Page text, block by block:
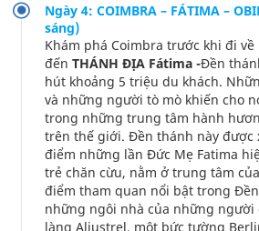
Ngày 4: COIMBRA – FÁTIMA –
sáng)
Khám phá Coimbra trước khi đi
đến THÁNH ĐỊA Fátima -Đền
hút khoảng 5 triệu du khách.
và những người tò mò khiến cho
trong những trung tâm hành
trên thế giới. Đền thánh này được
điểm những lần Đức Mẹ Fatima
trẻ chăn cừu, nằm ở trung tâm
điểm tham quan nổi bật trong
những ngôi nhà của những người
làng Aljustrel, một bức tường